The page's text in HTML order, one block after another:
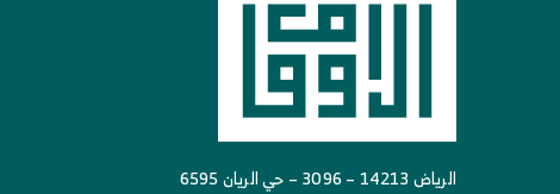
الرياض 14213 – 3096 – حي الريان 6595